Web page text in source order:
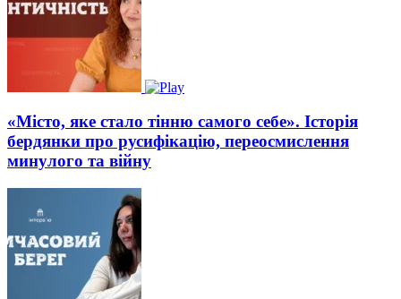
«Місто, яке стало тінню самого себе». Історія
бердянки про русифікацію, переосмислення
минулого та війну